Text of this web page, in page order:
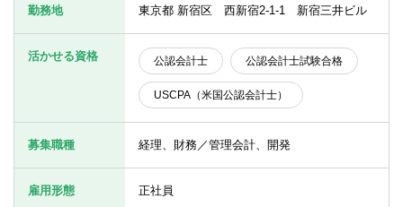
女性会計士の転職
個別転職相談会・セミナー
転職お役立ち情報
ご利用ガイド
勤務地 東京都 新宿区 西新宿2-1-1 新宿三井ビル
活かせる資格 公認会計士 公認会計士試験合格
USCPA（米国公認会計士）
募集職種 経理、財務／管理会計、開発
雇用形態 正社員